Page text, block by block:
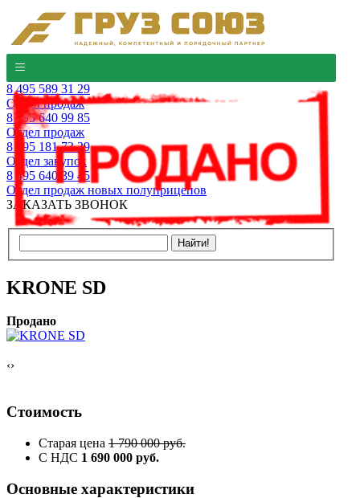
8 495 589 31 29
Отдел продаж
8 495 640 99 85
Отдел продаж
8 495 181 73 29
Отдел закупок
8 495 640 39 45
Отдел продаж новых полуприцепов
ЗАКАЗАТЬ ЗВОНОК
KRONE SD
Продано
‹›
Стоимость
Старая цена 1 790 000 руб.
С НДС 1 690 000 руб.
Основные характеристики